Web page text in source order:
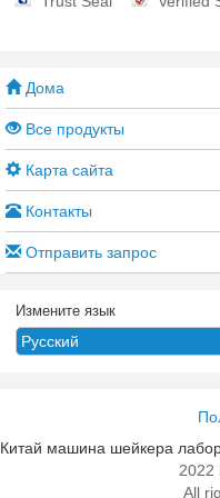
±3℃ от
Дома
Все продукты
Карта сайта
Контакты
Отправить запрос
Измените язык
Китай машина шейкера
2022
All